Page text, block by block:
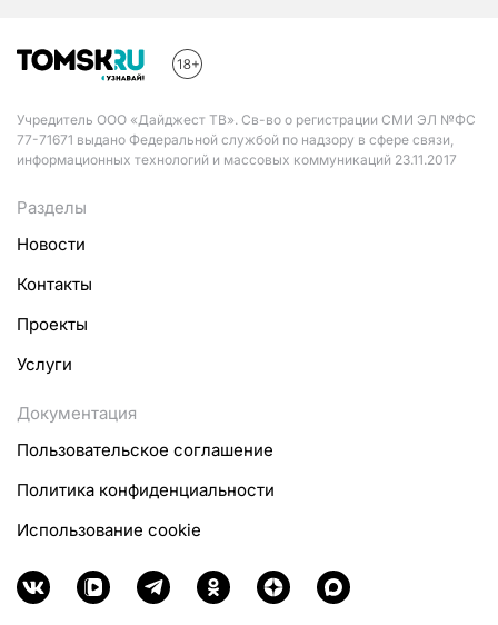
Учредитель ООО «Дайджест ТВ». Св-во о регистрации СМИ ЭЛ №ФС
77-71671 выдано Федеральной службой по надзору в сфере связи,
информационных технологий и массовых коммуникаций 23.11.2017
Разделы
Новости
Контакты
Проекты
Услуги
Документация
Пользовательское соглашение
Политика конфиденциальности
Использование cookie